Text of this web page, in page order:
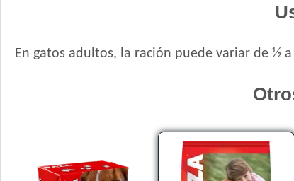
En gatos adultos, la ración puede variar de ½